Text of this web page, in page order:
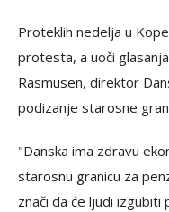
Proteklih nedelja u
protesta, a uoči
Rasmusen, direktor
podizanje starosne
"Danska ima zdravu
starosnu granicu za
znači da će ljudi